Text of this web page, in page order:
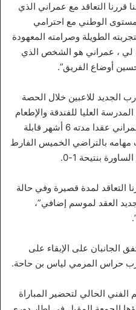
قررنا التعاقد مع عمراني الذي
الوطني مع احترامي
الطويلة وصرامته المعهودة
لي ، عمراني هو الشخص الذي
أوضاع الفريق”.
الجديد للاعبين خلال الحصة
العليا للفندقة والإطعام
بعين البنيان بالعاصمة، حيث وقع عمراني عقدا مدته 6 أشهر قابلة
مهامه بالتراضي الخميس الفارط
بنتيحة 1-0.
التعاقد لمدة قصيرة وفي حالة
العقد لموسم إضافي”،
الجانبان على الإبقاء على
حراس المرمي لياس بن حاحة.
الفني الحالي لتحضير المباراة